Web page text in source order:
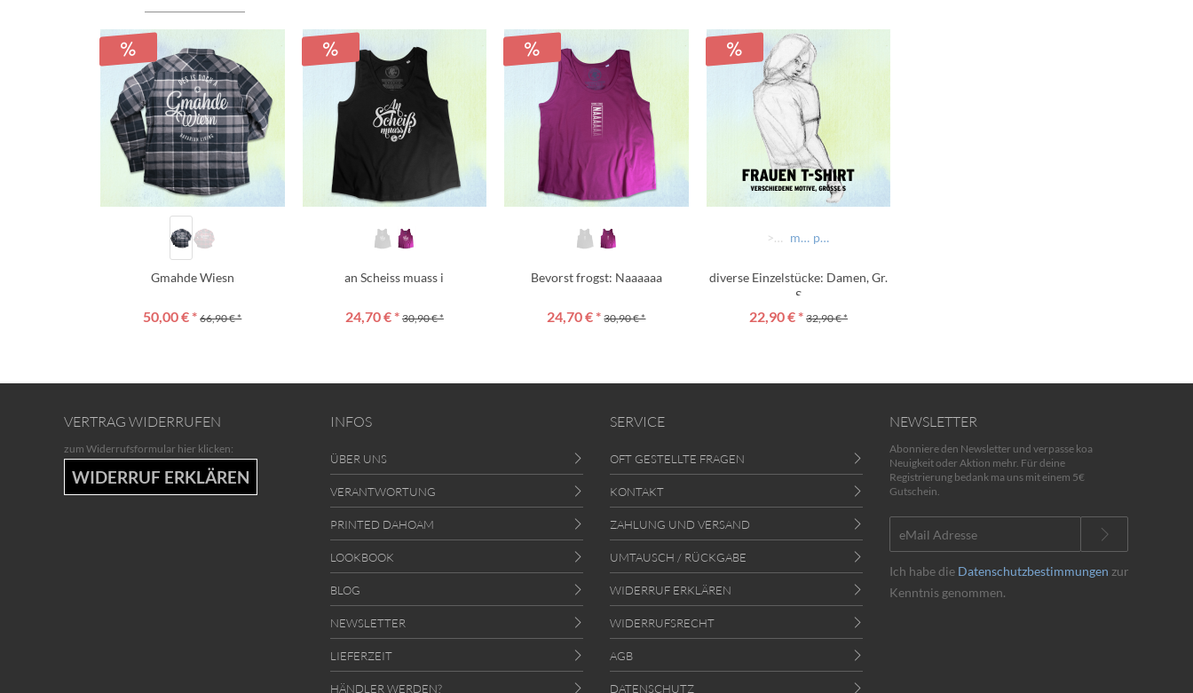
Gmahde Wiesn
50,00 € * 66,90 € *
an Scheiss muass i
24,70 € * 30,90 € *
Bevorst frogst: Naaaaaa
24,70 € * 30,90 € *
>>>> AUSWÄHLEN >>>> marine: Nur ned hudln pink: Autonarrat
diverse Einzelstücke: Damen, Gr.
S
22,90 € * 32,90 € *
VERTRAG WIDERRUFEN
zum Widerrufsformular hier klicken:
WIDERRUF ERKLÄREN
INFOS
ÜBER UNS
VERANTWORTUNG
PRINTED DAHOAM
LOOKBOOK
BLOG
NEWSLETTER
LIEFERZEIT
HÄNDLER WERDEN?
SERVICE
OFT GESTELLTE FRAGEN
KONTAKT
ZAHLUNG UND VERSAND
UMTAUSCH / RÜCKGABE
WIDERRUF ERKLÄREN
WIDERRUFSRECHT
AGB
DATENSCHUTZ
NEWSLETTER
Abonniere den Newsletter und verpasse koa
Neuigkeit oder Aktion mehr. Für deine
Registrierung bedank ma uns mit einem 5€
Gutschein.
Ich habe die Datenschutzbestimmungen zur
Kenntnis genommen.